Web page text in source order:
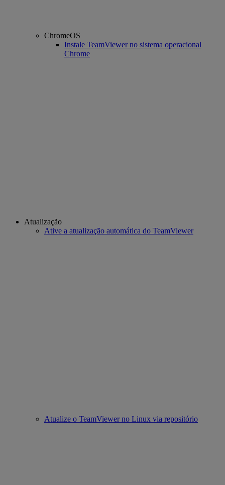
ChromeOS
Instale TeamViewer no sistema operacional
Chrome
Atualização
Ative a atualização automática do TeamViewer
Atualize o TeamViewer no Linux via repositório